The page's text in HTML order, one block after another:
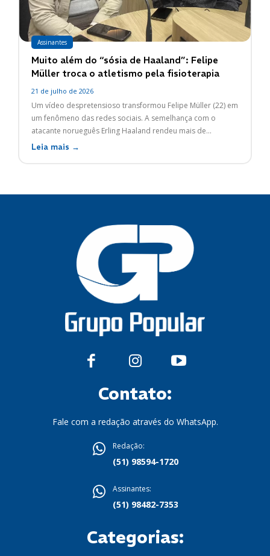
Assinantes
Muito além do “sósia de Haaland”: Felipe
Müller troca o atletismo pela fisioterapia
21 de julho de 2026
Um vídeo despretensioso transformou Felipe Müller (22) em
um fenômeno das redes sociais. A semelhança com o
atacante norueguês Erling Haaland rendeu mais de...
Leia mais →
Contato:
Fale com a redação através do WhatsApp.
Redação:
(51) 98594-1720
Assinantes:
(51) 98482-7353
Categorias: